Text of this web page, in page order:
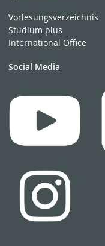
Vorlesungsverzeichnis
Studium plus
International Office
Social Media